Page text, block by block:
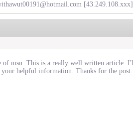
of msn. This is a really well written article.
your helpful information. Thanks for the